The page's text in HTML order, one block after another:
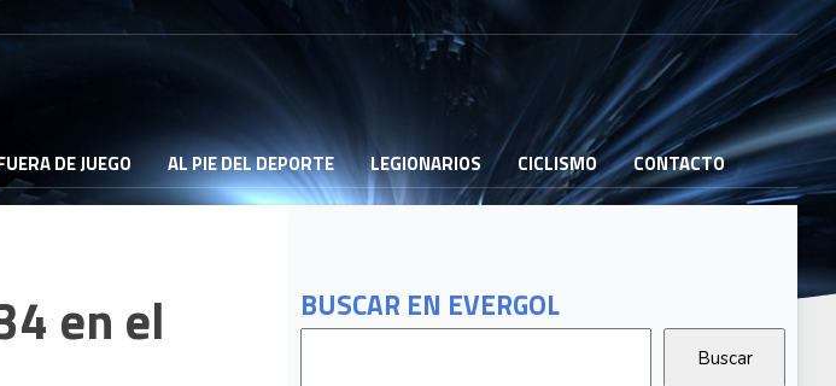
DE JUEGO AL PIE DEL DEPORTE LEGIONARIOS CICLISMO CONTACTO
BUSCAR EN EVERGOL
en el